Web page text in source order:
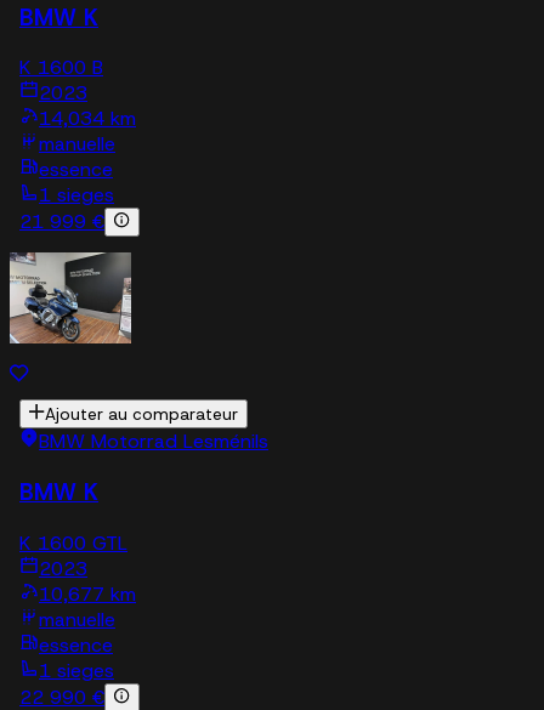
BMW K
K 1600 B
2023
14,034 km
manuelle
essence
1 sieges
21 999 €
Ajouter au comparateur
BMW Motorrad Lesménils
BMW K
K 1600 GTL
2023
10,677 km
manuelle
essence
1 sieges
22 990 €